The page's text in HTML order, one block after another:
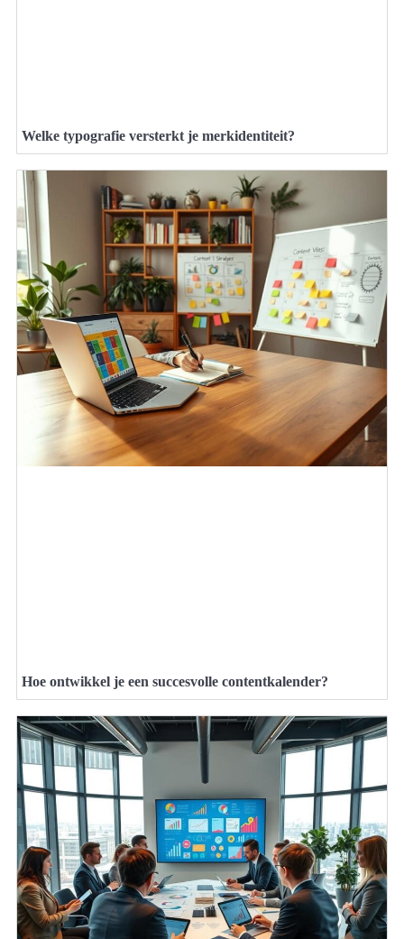
Welke typografie versterkt je merkidentiteit?
Hoe ontwikkel je een succesvolle contentkalender?